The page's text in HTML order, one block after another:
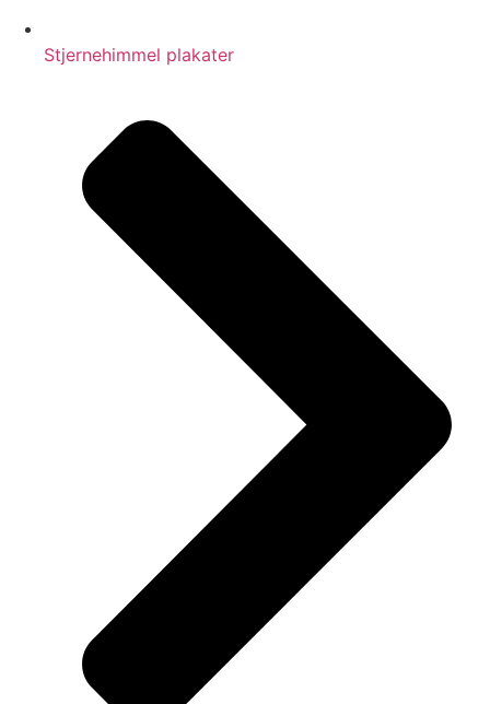
Stjernehimmel plakater